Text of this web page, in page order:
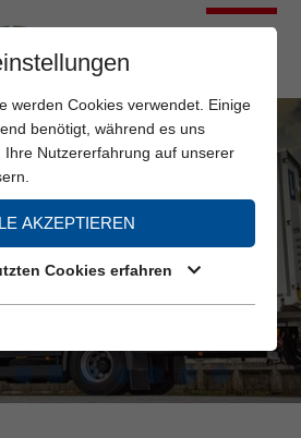
werden Cookies verwendet. Einige
benötigt, während es uns
Nutzererfahrung auf unserer
AKZEPTIEREN
Cookies erfahren